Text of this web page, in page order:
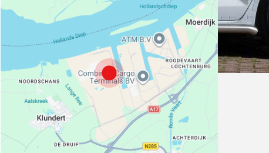
5168192029999999,